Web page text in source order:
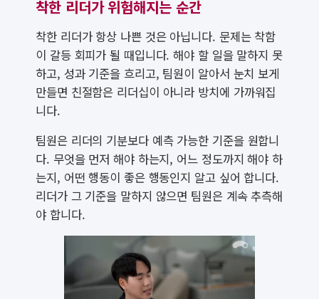
착한 리더가 위험해지는 순간
착한 리더가 항상 나쁜 것은 아닙니다. 문제는 착함
이 갈등 회피가 될 때입니다. 해야 할 일을 말하지 못
하고, 성과 기준을 흐리고, 팀원이 알아서 눈치 보게
만들면 친절함은 리더십이 아니라 방치에 가까워집
니다.
팀원은 리더의 기분보다 예측 가능한 기준을 원합니
다. 무엇을 먼저 해야 하는지, 어느 정도까지 해야 하
는지, 어떤 행동이 좋은 행동인지 알고 싶어 합니다.
리더가 그 기준을 말하지 않으면 팀원은 계속 추측해
야 합니다.